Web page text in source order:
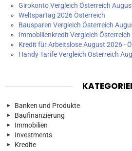
Girokonto Vergleich Österreich
Weltspartag 2026 Österreich
Bausparen Vergleich Österreich
Immobilienkredit Vergleich
Kredit für Arbeitslose August 2026 -
Handy Tarife Vergleich Österreich
Banken und Produkte
Baufinanzierung
Immobilien
Investments
Kredite